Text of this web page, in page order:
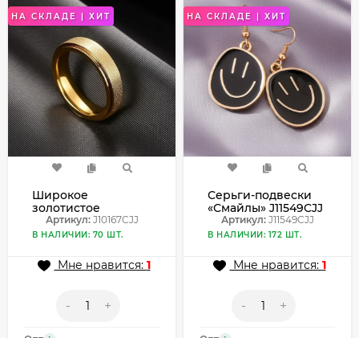
НА СКЛАДЕ | ХИТ
Широкое
золотистое
обручальное
кольцо с матовым
Артикул:J10167CJJ
В НАЛИЧИИ: 70 ШТ.
Мне нравится: 1
- +
НА СКЛАДЕ | ХИТ
Серьги-подвески
«Смайлы» J11549CJJ
Артикул:J11549CJJ
В НАЛИЧИИ: 172 ШТ.
Мне нравится: 1
- +